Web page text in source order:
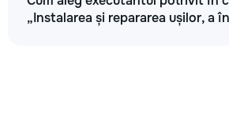
„Instalarea și repararea ușilor, a